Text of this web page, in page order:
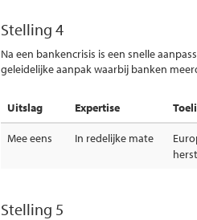
Stelling 4
Na een bankencrisis is een snelle
geleidelijke aanpak waarbij banken
Uitslag Expertise
Mee eens In redelijke mate
Stelling 5